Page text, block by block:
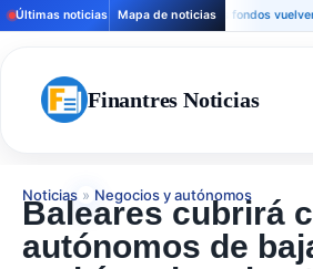
Últimas noticias Mapa de noticiasLos fondos vuelven a
Finantres Noticias
Noticias » Negocios y autónomos
Baleares cubrirá
autónomos de